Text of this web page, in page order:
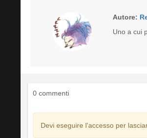
Autore:
Uno a cui
0 commenti
Devi eseguire l'accesso per